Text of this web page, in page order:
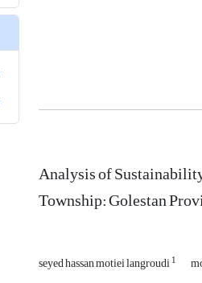
Analysis of
Township: Golestan
seyed hassan motiei langroudi1